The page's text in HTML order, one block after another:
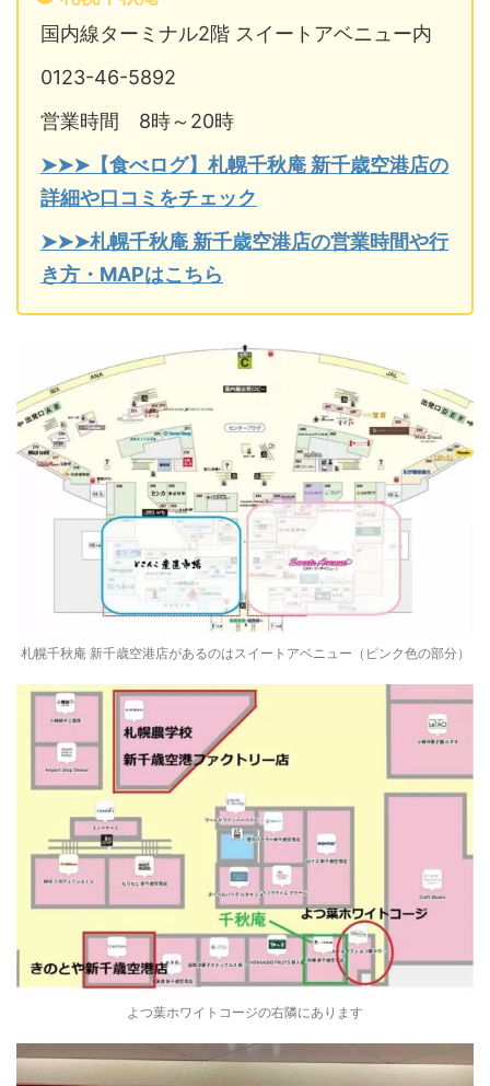
国内線ターミナル2階 スイートアベニュー内
0123-46-5892
営業時間 8時～20時
➤➤➤【食べログ】札幌千秋庵 新千歳空港店の
詳細や口コミをチェック
➤➤➤札幌千秋庵 新千歳空港店の営業時間や行
き方・MAPはこちら
札幌千秋庵 新千歳空港店があるのはスイートアベニュー（ピンク色の部分）
よつ葉ホワイトコージの右隣にあります